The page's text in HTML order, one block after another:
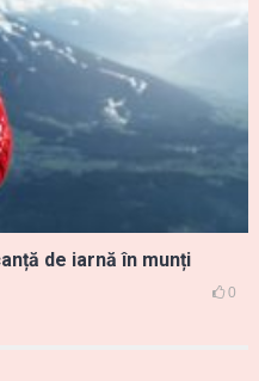
de iarnă în munți
0